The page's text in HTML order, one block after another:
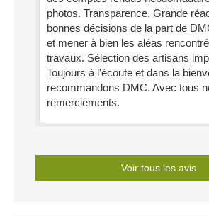
photos. Transparence, Grande
bonnes décisions de la part de
et mener à bien les aléas
travaux. Sélection des artisans
Toujours à l'écoute et dans la
recommandons DMC. Avec tous
remerciements.
Voir tous les avis